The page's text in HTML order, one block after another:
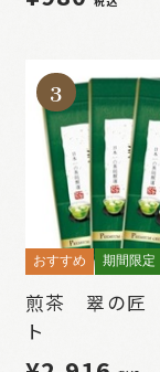
3
おすすめ 期間限定
煎茶 翠の匠
ト